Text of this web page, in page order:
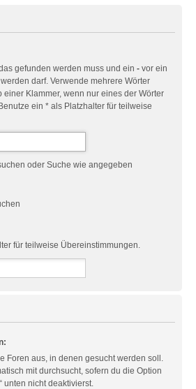
gefunden werden muss und ein - vor ein
darf. Verwende mehrere Wörter
einer Klammer, wenn nur eines der Wörter
ein * als Platzhalter für teilweise
oder Suche wie angegeben
für teilweise Übereinstimmungen.
Foren aus, in denen gesucht werden soll.
mit durchsucht, sofern du die Option
unten nicht deaktivierst.